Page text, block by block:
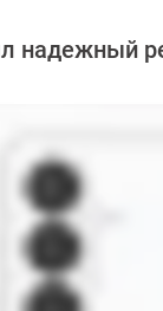
надежный